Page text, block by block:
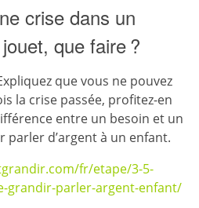
crise dans un
que faire ?
que vous ne pouvez
la crise passée, profitez-en
entre un besoin et un
parler d’argent à un enfant.
fr/etape/3-5-
grandir-parler-argent-enfant/